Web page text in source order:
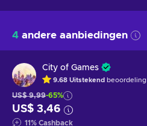
4 andere aanbiedingen
City of Games
9.68 Uitstekend beoordeling
US$ 9,99-65%
US$ 3,46
11% Cashback